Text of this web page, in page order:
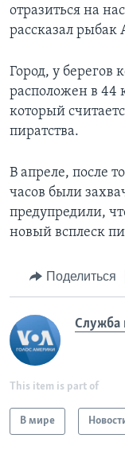
отразиться на
рассказал
Город, у берегов
расположен в 44
который
пиратства.
В апреле, после
часов были
предупредили,
новый всплеск
Поделиться
Служба
This item is part of
В мире